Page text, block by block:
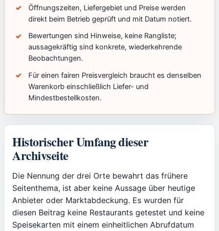
Öffnungszeiten, Liefergebiet und Preise werden
direkt beim Betrieb geprüft und mit Datum notiert.
Bewertungen sind Hinweise, keine Rangliste;
aussagekräftig sind konkrete, wiederkehrende
Beobachtungen.
Für einen fairen Preisvergleich braucht es denselben
Warenkorb einschließlich Liefer- und
Mindestbestellkosten.
Historischer Umfang dieser
Archivseite
Die Nennung der drei Orte bewahrt das frühere
Seitenthema, ist aber keine Aussage über heutige
Anbieter oder Marktabdeckung. Es wurden für
diesen Beitrag keine Restaurants getestet und keine
Speisekarten mit einem einheitlichen Abrufdatum